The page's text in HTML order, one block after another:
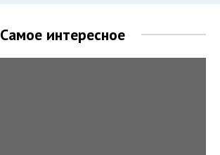
Самое интересное